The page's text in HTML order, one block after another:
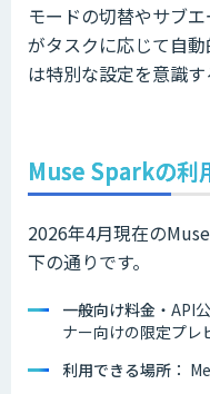
モードの切替やサブ
がタスクに応じて自
は特別な設定を意識す
Muse Sparkの利
2026年4月現在の
下の通りです。
一般向け料金 ・API
ナー向けの限定プレ
利用できる場所 ：